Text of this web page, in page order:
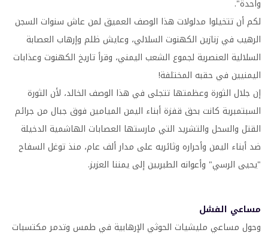
واحدة".
لكم أن تتخيلوا مدلولات هذا الوصف العميق لمن عاش سنوات السجن
الرهيب في زنازين الكهنوت السلالي، وعايش ظلم وإرهاب العصابة
السلالية العنصرية لجموع الشعب اليمني، وقرأ تاريخ الكهنوت وعذابات
اليمنيين في حقبه المختلفة!
إن جلال الثورة وعظمتها تتجلى في هذا الوصف الخالد، لأن الثورة
السبتمبرية كانت بحق قفزة أبناء اليمن الميامين فوق جبال من جرائم
القتل والسحل والتشريد التي مارستها العصابات الهاشمية الدخيلة
ضد أبناء اليمن وأحراره وثائريه على مدار ألف عام، منذ توغل السفاح
"يحيى الرسي" وأعوانه الطبريين إلى يمننا العزيز.
مساعي الفشل
وحول مساعي مليشيات الحوثي الإرهابية في طمس وتدمر مكتسبات